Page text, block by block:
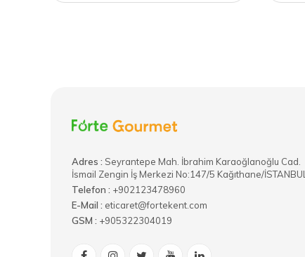
Adres : ​Seyrantepe Mah. İbrahim Karaoğlanoğlu Cad.
İsmail Zengin İş Merkezi No:147/5 Kağıthane/İSTANBUL
Telefon : +902123478960
E-Mail : eticaret@fortekent.com
GSM : +905322304019